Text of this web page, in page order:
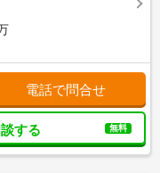
電話で問合せ
する 無料